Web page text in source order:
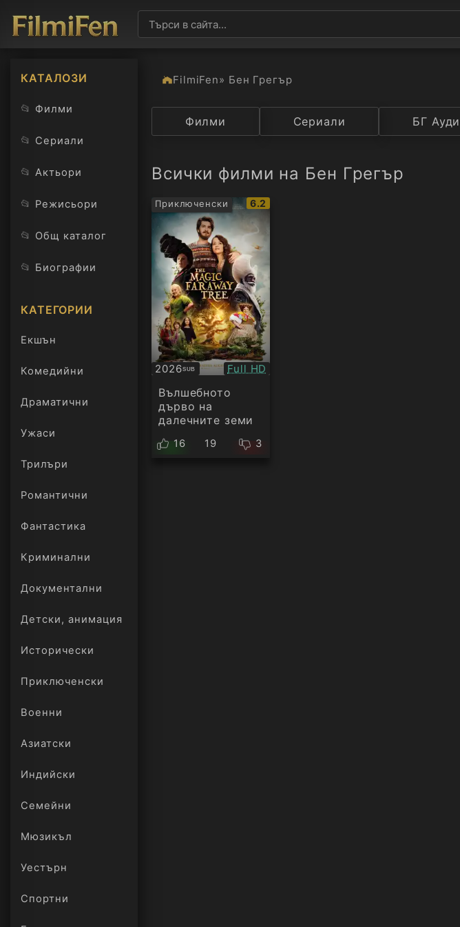
КАТАЛОЗИ
📂 Филми
📂 Сериали
📂 Актьори
📂 Режисьори
📂 Общ каталог
📂 Биографии
КАТЕГОРИИ
Екшън
Комедийни
Драматични
Ужаси
Трилъри
онлайн
Романтични
Фантастика
Криминални
Документални
Детски, анимация
Исторически
Приключенски
Военни
Азиатски
Индийски
Семейни
Мюзикъл
Уестърн
Спортни
FilmiFen» Бен Грегър
Категория Държава
Филми Сериали БГ
Всички филми на Бен Грегър
Приключенски
IMDb
рейтинг:
6.2
2026SUB
Субтитри Качество:
Full HD
Вълшебното
дърво на
далечните земи
16 19 3